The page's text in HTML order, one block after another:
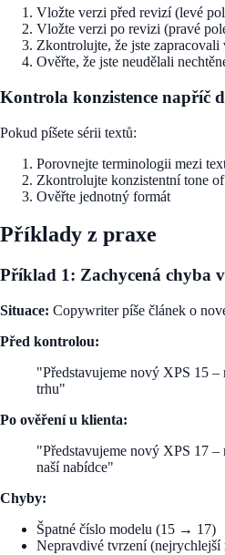
Vložte verzi před revizí (levé
Vložte verzi po revizi (pravé
Zkontrolujte, že jste
Ověřte, že jste neudělali
Kontrola konzistence napříč
Pokud píšete sérii textů:
Porovnejte terminologii mezi
Zkontrolujte konzistentní tone
Ověřte jednotný formát
Příklady z praxe
Příklad 1: Zachycená chyba
Situace: Copywriter píše článek o
Před kontrolou:
"Představujeme nový XPS 15 –
trhu"
Po ověření u klienta:
"Představujeme nový XPS 17
naší nabídce"
Chyby:
Špatné číslo modelu (15 → 17)
Nepravdivé tvrzení